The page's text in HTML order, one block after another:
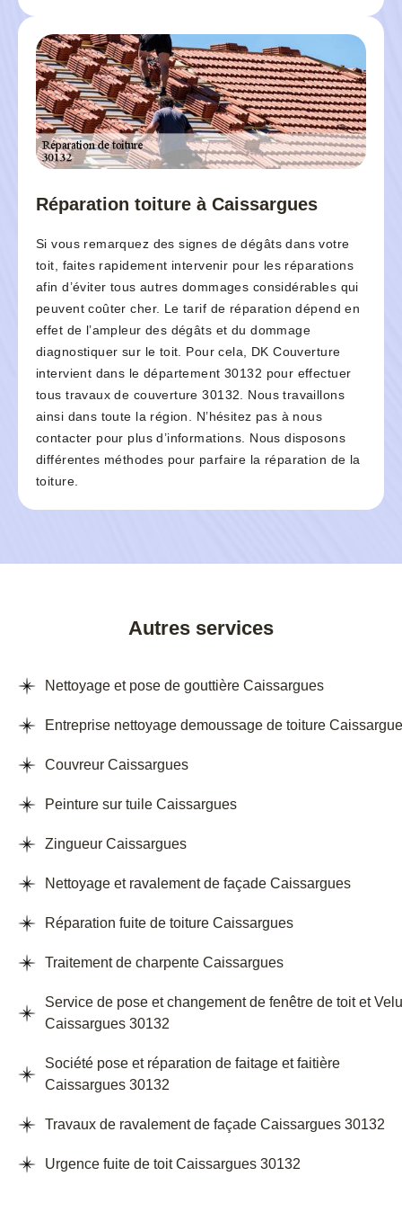
Réparation toiture à Caissargues
Si vous remarquez des signes de dégâts dans votre
toit, faites rapidement intervenir pour les réparations
afin d’éviter tous autres dommages considérables qui
peuvent coûter cher. Le tarif de réparation dépend en
effet de l’ampleur des dégâts et du dommage
diagnostiquer sur le toit. Pour cela, DK Couverture
intervient dans le département 30132 pour effectuer
tous travaux de couverture 30132. Nous travaillons
ainsi dans toute la région. N’hésitez pas à nous
contacter pour plus d’informations. Nous disposons
différentes méthodes pour parfaire la réparation de la
toiture.
Autres services
Nettoyage et pose de gouttière Caissargues
Entreprise nettoyage demoussage de toiture
Couvreur Caissargues
Peinture sur tuile Caissargues
Zingueur Caissargues
Nettoyage et ravalement de façade Caissargues
Réparation fuite de toiture Caissargues
Traitement de charpente Caissargues
Service de pose et changement de fenêtre de toit et
Caissargues 30132
Société pose et réparation de faitage et faitière
Caissargues 30132
Travaux de ravalement de façade Caissargues 30132
Urgence fuite de toit Caissargues 30132